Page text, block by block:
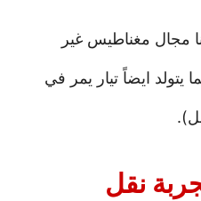
مجال مغناطيس غير
ايضاً تيار يمر في
نقل